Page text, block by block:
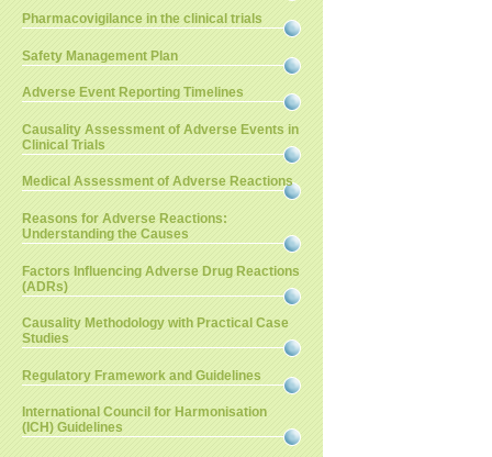
Pharmacovigilance in the clinical trials
Safety Management Plan
Adverse Event Reporting Timelines
Causality Assessment of Adverse Events in
Clinical Trials
Medical Assessment of Adverse Reactions
Reasons for Adverse Reactions:
Understanding the Causes
Factors Influencing Adverse Drug Reactions
(ADRs)
Causality Methodology with Practical Case
Studies
Regulatory Framework and Guidelines
International Council for Harmonisation
(ICH) Guidelines